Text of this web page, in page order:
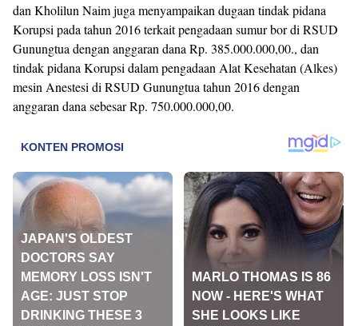
dan Kholilun Naim juga menyampaikan dugaan tindak pidana
Korupsi pada tahun 2016 terkait pengadaan sumur bor di RSUD
Gunungtua dengan anggaran dana Rp. 385.000.000,00., dan
tindak pidana Korupsi dalam pengadaan Alat Kesehatan (Alkes)
mesin Anestesi di RSUD Gunungtua tahun 2016 dengan
anggaran dana sebesar Rp. 750.000.000,00.